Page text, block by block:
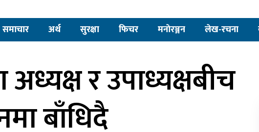
समाचार अर्थ सुरक्षा फिचर मनाेरञ्जन लेख-रचना
र उपाध्यक्षबीच
बाँधिदै